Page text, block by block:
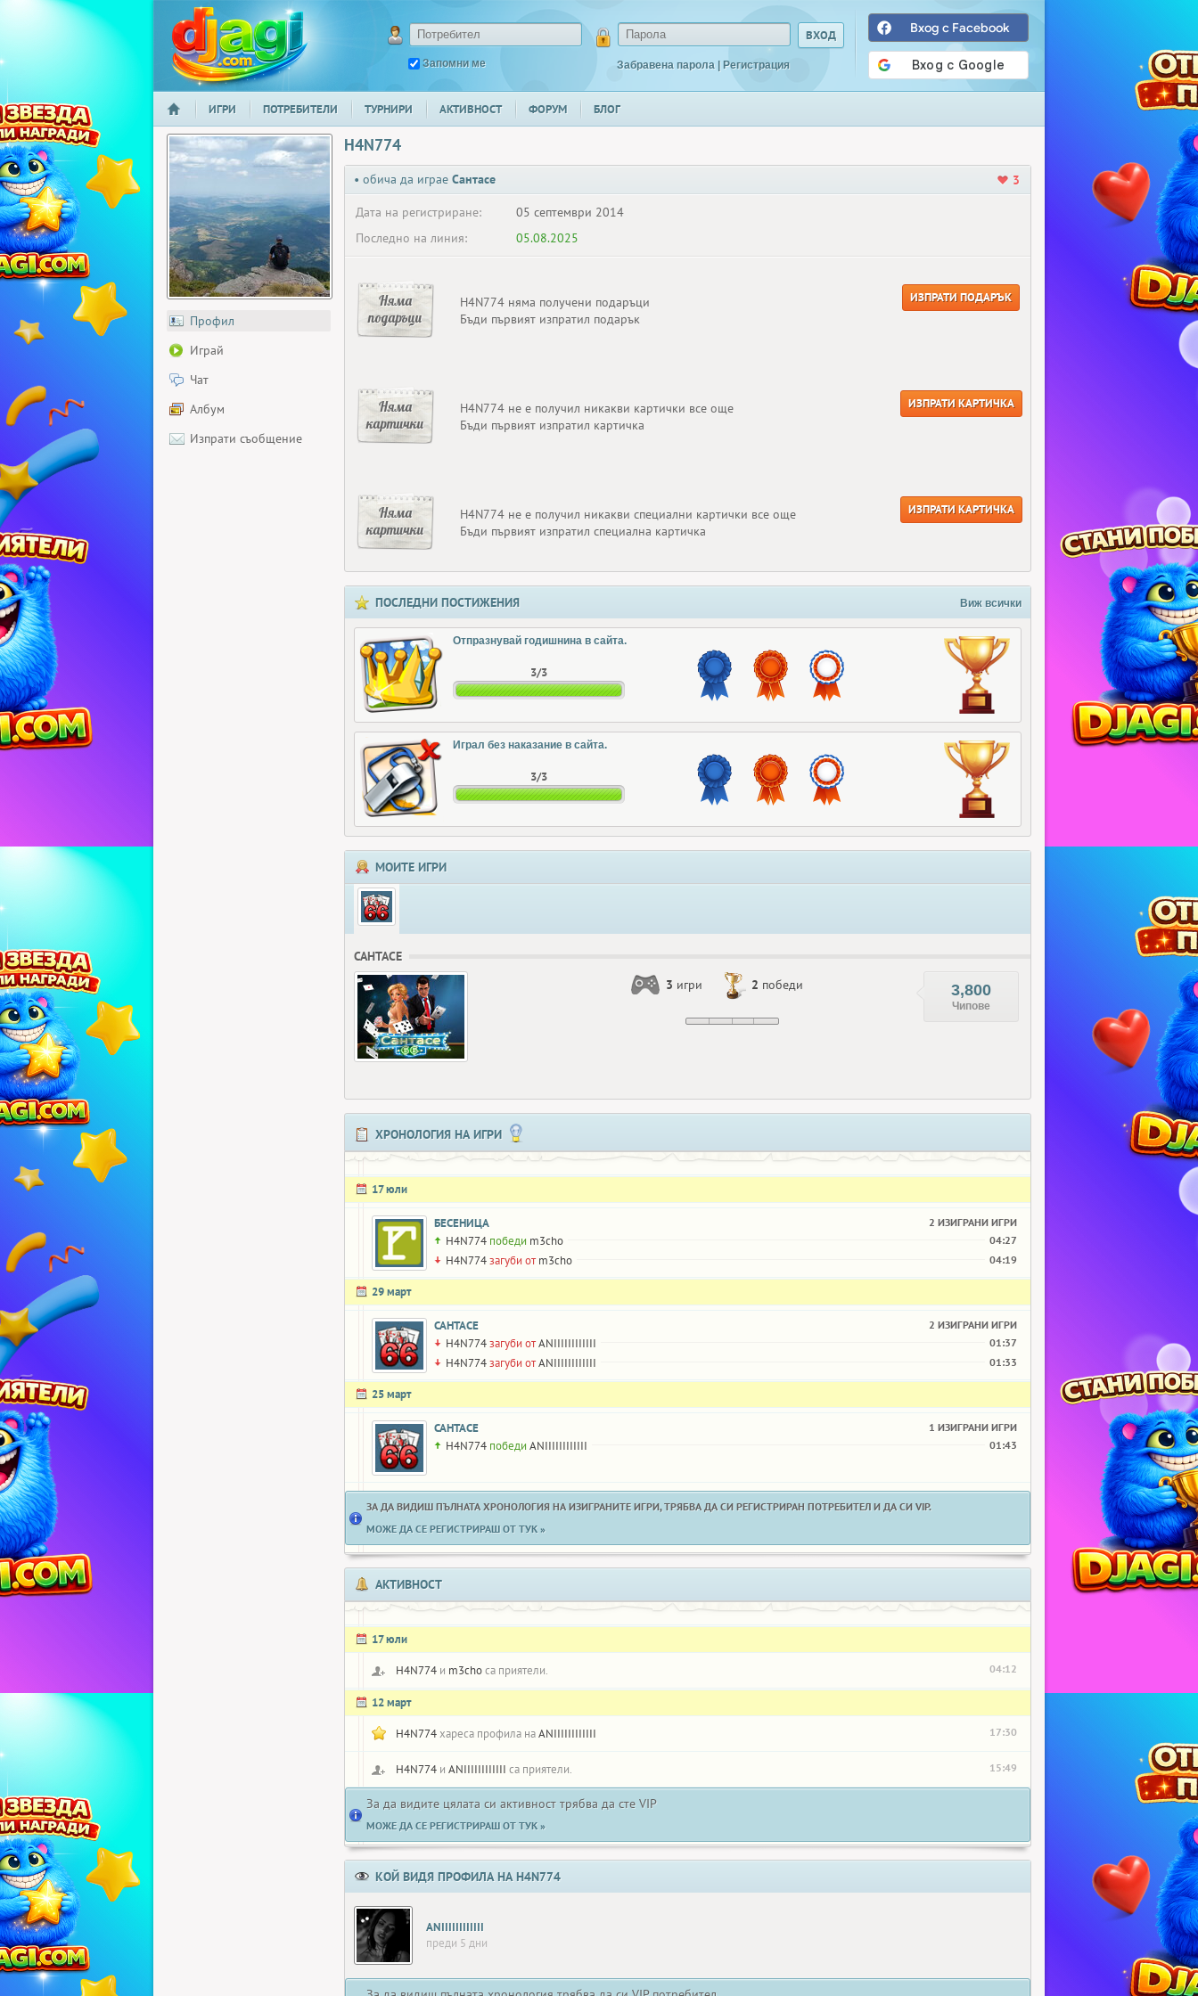
djagi.com
Запомни ме Забравена парола | Регистрация
Вход с Facebook
НАЧАЛО
ИГРИ ПОТРЕБИТЕЛИ ТУРНИРИ АКТИВНОСТ ФОРУМ БЛОГ
Профил
Играй
Чат
Албум
Изпрати съобщение
H4N774
• обича да играе Сантасе
3
Дата на регистриране:
05 септември 2014
Последно на линия:
05.08.2025
Няма
подаръци
H4N774 няма получени подаръци
Бъди първият изпратил подарък
ИЗПРАТИ ПОДАРЪК
Няма
картички
H4N774 не е получил никакви картички все още
Бъди първият изпратил картичка
ИЗПРАТИ КАРТИЧКА
Няма
картички
H4N774 не е получил никакви специални картички все още
Бъди първият изпратил специална картичка
ИЗПРАТИ КАРТИЧКА
ПОСЛЕДНИ ПОСТИЖЕНИЯ Виж всички
Отпразнувай годишнина в сайта.
3/3
Играл без наказание в сайта.
3/3
МОИТЕ ИГРИ
САНТАСЕ
3 игри 2 победи 3,800
Чипове
ХРОНОЛОГИЯ НА ИГРИ
17 юли
БЕСЕНИЦА 2 ИЗИГРАНИ ИГРИ
H4N774 победи m3cho 04:27
H4N774загуби от m3cho 04:19
29 март
САНТАСЕ 2 ИЗИГРАНИ ИГРИ
H4N774загуби отANIIIIIIIIIIII 01:37
H4N774загуби отANIIIIIIIIIIII 01:33
25 март
САНТАСЕ 1 ИЗИГРАНИ ИГРИ
H4N774 победи ANIIIIIIIIIIII 01:43
ЗА ДА ВИДИШ ПЪЛНАТА ХРОНОЛОГИЯ НА ИЗИГРАНИТЕ ИГРИ, ТРЯБВА ДА СИ РЕГИСТРИРАН ПОТРЕБИТЕЛ И ДА СИ VIP.
МОЖЕ ДА СЕ РЕГИСТРИРАШ ОТ ТУК »
АКТИВНОСТ
17 юли
H4N774 и m3choса приятели. 04:12
12 март
H4N774хареса профила наANIIIIIIIIIIII 17:30
H4N774 и ANIIIIIIIIIIII са приятели. 15:49
За да видите цялата си активност трябва да сте VIP
МОЖЕ ДА СЕ РЕГИСТРИРАШ ОТ ТУК »
КОЙ ВИДЯ ПРОФИЛА НА H4N774
ANIIIIIIIIIIII
преди 5 дни